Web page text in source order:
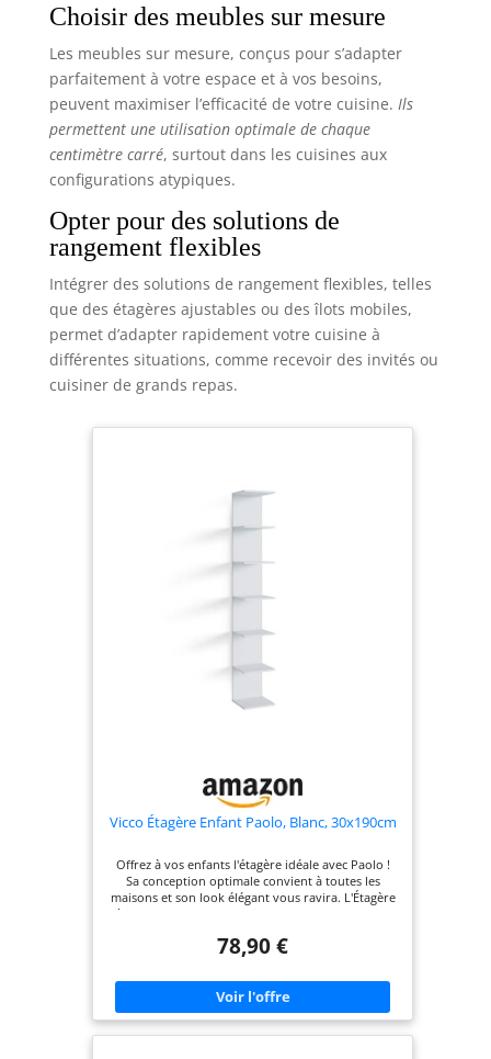
Choisir des meubles sur mesure
Les meubles sur mesure, conçus pour s’adapter
parfaitement à votre espace et à vos besoins,
peuvent maximiser l’efficacité de votre cuisine. Ils
permettent une utilisation optimale de chaque
centimètre carré, surtout dans les cuisines aux
configurations atypiques.
Opter pour des solutions de
rangement flexibles
Intégrer des solutions de rangement flexibles, telles
que des étagères ajustables ou des îlots mobiles,
permet d’adapter rapidement votre cuisine à
différentes situations, comme recevoir des invités ou
cuisiner de grands repas.
Vicco Étagère Enfant Paolo, Blanc, 30x190cm
Offrez à vos enfants l'étagère idéale avec Paolo !
Sa conception optimale convient à toutes les
maisons et son look élégant vous ravira. L'Étagère
à jouets offre 6 compartiments ouverts pour un
pour économiser de l'espace et offre beaucoup de
murale pour la chambre d'enfant a 6
compartiments ouverts et les dimensions
suivantes : Profondeur de 28 cm, largeur de 30 cm
et hauteur de 190 cm. MATÉRIAU: Étagère murale
78,90 €